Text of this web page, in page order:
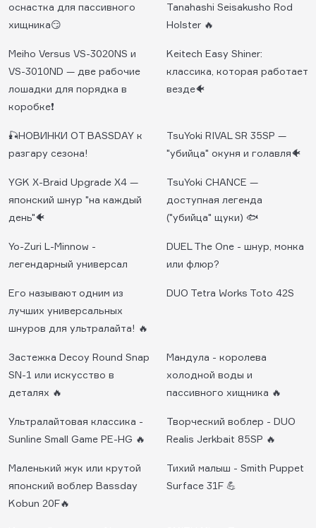
оснастка для пассивного
хищника😏
Tanahashi Seisakusho Rod
Holster 🔥
Meiho Versus VS-3020NS и
VS-3010ND — две рабочие
лошадки для порядка в
коробке❗️
Keitech Easy Shiner:
классика, которая работает
везде🐠
🎣НОВИНКИ ОТ BASSDAY к
разгару сезона!
TsuYoki RIVAL SR 35SP —
"убийца" окуня и голавля🐠
YGK X-Braid Upgrade X4 —
японский шнур "на каждый
день"🐠
TsuYoki CHANCE —
доступная легенда
("убийца" щуки) 🐟
Yo-Zuri L-Minnow -
легендарный универсал
DUEL The One - шнур, монка
или флюр?
Его называют одним из
лучших универсальных
шнуров для ультралайта! 🔥
DUO Tetra Works Toto 42S
Застежка Decoy Round Snap
SN-1 или искусство в
деталях 🔥
Мандула - королева
холодной воды и
пассивного хищника 🔥
Ультралайтовая классика -
Sunline Small Game PE-HG 🔥
Творческий воблер - DUO
Realis Jerkbait 85SP 🔥
Маленький жук или крутой
японский воблер Bassday
Kobun 20F🔥
Тихий малыш - Smith Puppet
Surface 31F 💪